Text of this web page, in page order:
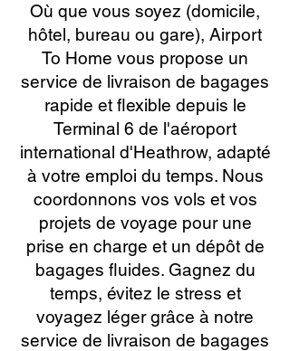
Où que vous soyez (domicile,
hôtel, bureau ou gare), Airport
To Home vous propose un
service de livraison de bagages
rapide et flexible depuis le
Terminal 6 de l'aéroport
international d'Heathrow, adapté
à votre emploi du temps. Nous
coordonnons vos vols et vos
projets de voyage pour une
prise en charge et un dépôt de
bagages fluides. Gagnez du
temps, évitez le stress et
voyagez léger grâce à notre
service de livraison de bagages